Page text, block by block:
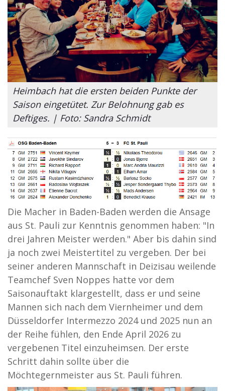
Heimbach hat die ersten beiden Punkte der
Saison eingetütet. Zur Belohnung gab es
Deftiges. | Foto: Sandra Schmidt
Die Macher in Baden-Baden werden die Ansage
aus St. Pauli zur Kenntnis genommen haben: "In
drei Jahren Meister werden." Aber bis dahin sind
ja noch zwei Meistertitel zu vergeben. Der bei
seiner anderen Mannschaft in Deizisau weilende
Teamchef Sven Noppes hatte vor dem
Saisonauftakt klargestellt, dass er und seine
Mannen sich nach dem Viernheimer und dem
Düsseldorfer Intermezzo 2024 und 2025 nun an
der Reihe fühlen, den Ende April 2026 zu
vergebenen Titel einzuheimsen. Der erste
Schritt dahin sollte über die
Möchtegernmeister aus St. Pauli führen.